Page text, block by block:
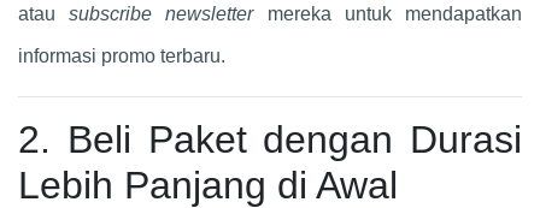
atausubscribe newslettermereka untuk mendapatkan
informasi promo terbaru.
2. Beli Paket dengan Durasi
Lebih Panjang di Awal